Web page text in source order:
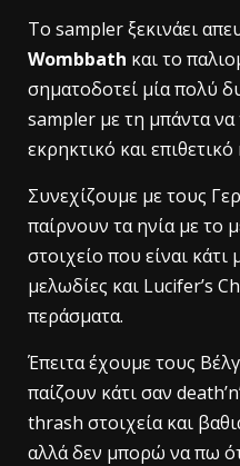
Το sampler ξεκινάει
Wombbath και το
σηματοδοτεί μία πολύ
sampler με τη μπάντα να
εκρηκτικό και επιθετικό
Συνεχίζουμε με τους
παίρνουν τα ηνία με το
στοιχείο που είναι
μελωδίες και Lucifer’s
περάσματα.
Έπειτα έχουμε τους
παίζουν κάτι σαν
thrash στοιχεία και
αλλά δεν μπορώ να πω